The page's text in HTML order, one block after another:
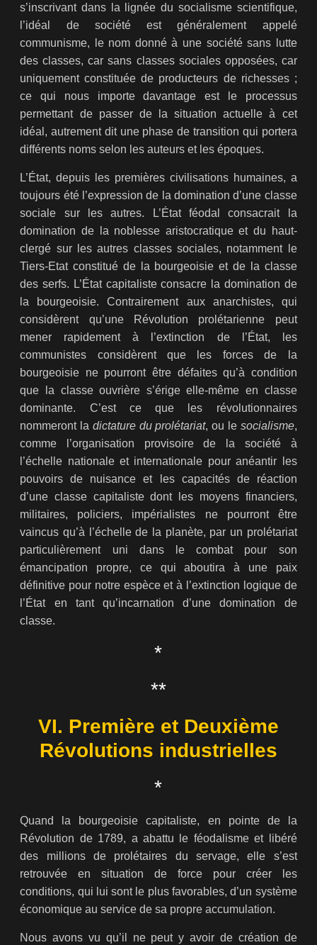
s’inscrivant dans la lignée du socialisme scientifique,
l’idéal de société est généralement appelé
communisme, le nom donné à une société sans lutte
des classes, car sans classes sociales opposées, car
uniquement constituée de producteurs de richesses ;
ce qui nous importe davantage est le processus
permettant de passer de la situation actuelle à cet
idéal, autrement dit une phase de transition qui portera
différents noms selon les auteurs et les époques.
L’État, depuis les premières civilisations humaines, a
toujours été l’expression de la domination d’une classe
sociale sur les autres. L’État féodal consacrait la
domination de la noblesse aristocratique et du haut-
clergé sur les autres classes sociales, notamment le
Tiers-Etat constitué de la bourgeoisie et de la classe
des serfs. L’État capitaliste consacre la domination de
la bourgeoisie. Contrairement aux anarchistes, qui
considèrent qu’une Révolution prolétarienne peut
mener rapidement à l’extinction de l’État, les
communistes considèrent que les forces de la
bourgeoisie ne pourront être défaites qu’à condition
que la classe ouvrière s’érige elle-même en classe
dominante. C’est ce que les révolutionnaires
nommeront la dictature du prolétariat, ou le socialisme,
comme l’organisation provisoire de la société à
l’échelle nationale et internationale pour anéantir les
pouvoirs de nuisance et les capacités de réaction
d’une classe capitaliste dont les moyens financiers,
militaires, policiers, impérialistes ne pourront être
vaincus qu’à l’échelle de la planète, par un prolétariat
particulièrement uni dans le combat pour son
émancipation propre, ce qui aboutira à une paix
définitive pour notre espèce et à l’extinction logique de
l’État en tant qu’incarnation d’une domination de
classe.
*
**
VI. Première et Deuxième
Révolutions industrielles
*
Quand la bourgeoisie capitaliste, en pointe de la
Révolution de 1789, a abattu le féodalisme et libéré
des millions de prolétaires du servage, elle s’est
retrouvée en situation de force pour créer les
conditions, qui lui sont le plus favorables, d’un système
économique au service de sa propre accumulation.
Nous avons vu qu’il ne peut y avoir de création de